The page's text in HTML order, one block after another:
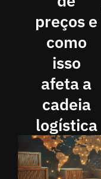
preços e
como
isso
afeta a
cadeia
logística